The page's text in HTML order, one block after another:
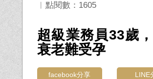
︱點閱數：1605
超級業務員33歲
衰老難受孕
facebook分享 LINE